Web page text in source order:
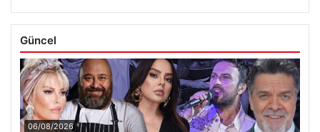
Güncel
06/08/2026